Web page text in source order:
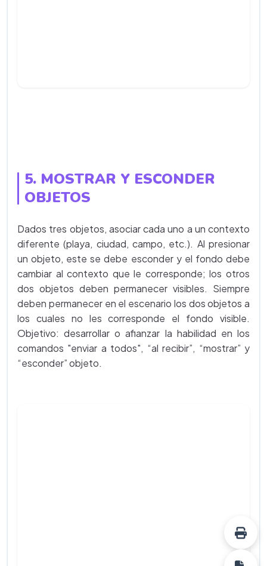
5. MOSTRAR Y ESCONDER
OBJETOS
Dados tres objetos, asociar cada uno a un contexto
diferente (playa, ciudad, campo, etc.). Al presionar
un objeto, este se debe esconder y el fondo debe
cambiar al contexto que le corresponde; los otros
dos objetos deben permanecer visibles. Siempre
deben permanecer en el escenario los dos objetos a
los cuales no les corresponde el fondo visible.
Objetivo: desarrollar o afianzar la habilidad en los
comandos "enviar a todos", “al recibir”, “mostrar” y
“esconder” objeto.